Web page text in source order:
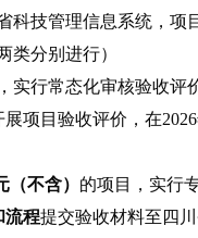
技管理信息系统，项
类分别进行）
实行常态化审核验收
展项目验收评价，在
不含） 的项目，实行
流程提交验收材料至四